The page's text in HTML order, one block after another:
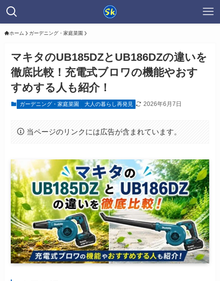
ホーム ガーデニング・家庭菜園
マキタのUB185DZとUB186DZの違いを
徹底比較！充電式ブロワの機能やおす
すめする人も紹介！
ガーデニング・家庭菜園 大人の暮らし再発見 2026年6月7日
当ページのリンクには広告が含まれています。